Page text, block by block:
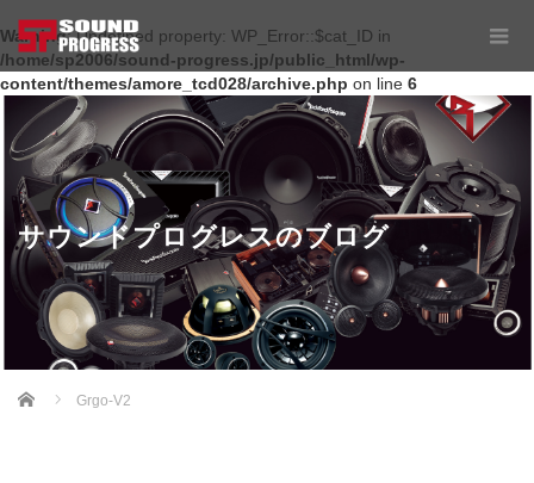
Warning: Undefined property: WP_Error::$cat_ID in
/home/sp2006/sound-progress.jp/public_html/wp-
content/themes/amore_tcd028/archive.php on line 6
サウンドプログレスのブログ
Home Grgo-V2